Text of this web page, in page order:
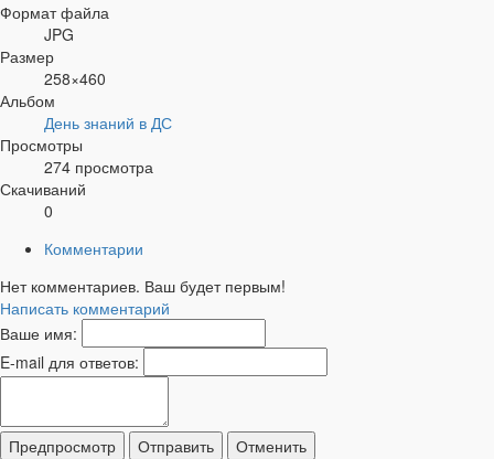
Формат файла
JPG
Размер
258×460
Альбом
День знаний в ДС
Просмотры
274 просмотра
Скачиваний
0
Комментарии
Нет комментариев. Ваш будет первым!
Написать комментарий
Ваше имя:
E-mail для ответов: